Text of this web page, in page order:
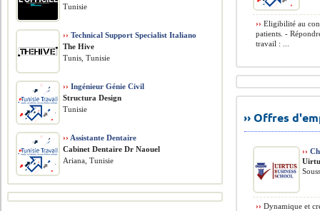
›› Eligibilité au
patients. -
travail : ...
›› Offres
››
›› Dynamique et
Tunisie
›› Technical Support Specialist Italiano
The Hive
Tunis, Tunisie
›› Ingénieur Génie Civil
Structura Design
Tunisie
›› Assistante Dentaire
Cabinet Dentaire Dr Naouel
Ariana, Tunisie